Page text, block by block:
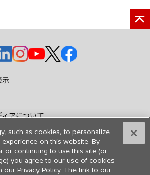
新
し
で
く
新
で
く
新
し
く
新
し
く
新
く
示
アについて
such as cookies, to personalize
on this website. By
or continuing to use this site (or
you agree to our use of cookies
our Privacy Policy. The link to our